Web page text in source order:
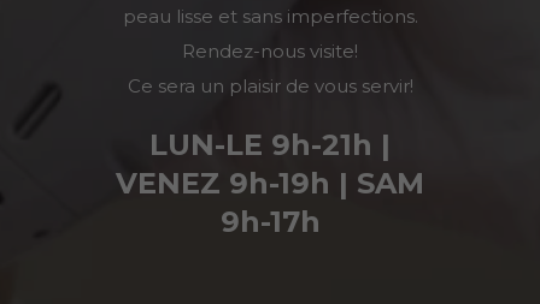
peau lisse et sans imperfections.
Rendez-nous visite!
Ce sera un plaisir de vous servir!
LUN-LE 9h-21h |
VENEZ 9h-19h | SAM
9h-17h